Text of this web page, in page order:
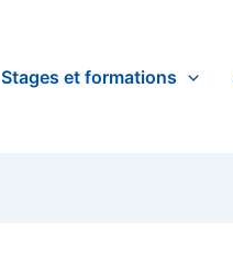
Stages et formations